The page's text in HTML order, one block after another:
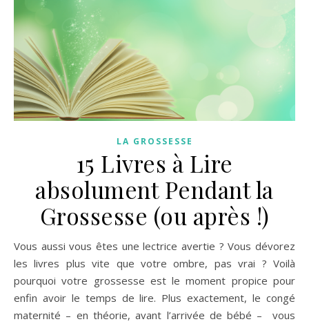
LA GROSSESSE
15 Livres à Lire
absolument Pendant la
Grossesse (ou après !)
Vous aussi vous êtes une lectrice avertie ? Vous dévorez
les livres plus vite que votre ombre, pas vrai ? Voilà
pourquoi votre grossesse est le moment propice pour
enfin avoir le temps de lire. Plus exactement, le congé
maternité – en théorie, avant l’arrivée de bébé – vous